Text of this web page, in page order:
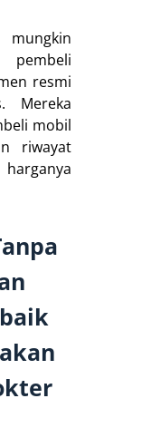
pembeli
resmi
Mereka
mobil
riwayat